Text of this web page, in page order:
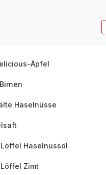
Äpfel
Haselnüsse
Haselnussöl
Zimt